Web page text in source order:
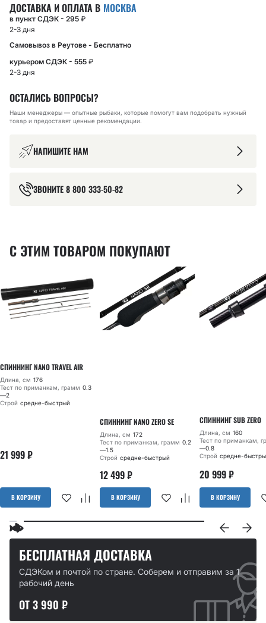
ДОСТАВКА И ОПЛАТА В МОСКВА
в пункт СДЭК - 295 ₽
2-3 дня
Самовывоз в Реутове - Бесплатно
курьером СДЭК - 555 ₽
2-3 дня
ОСТАЛИСЬ ВОПРОСЫ?
Наши менеджеры — опытные рыбаки, которые помогут вам подобрать нужный
товар и предоставят ценные рекомендации.
НАПИШИТЕ НАМ
ЗВОНИТЕ8 800 333-50-82
С ЭТИМ ТОВАРОМ ПОКУПАЮТ
СПИННИНГ NANO TRAVEL AIR
Длина, см 176
Тест по приманкам, грамм 0.3
—2
Строй средне-быстрый
21 999₽
В КОРЗИНУ
СПИННИНГ NANO ZERO SE
Длина, см 172
Тест по приманкам, грамм 0.2
—1.5
Строй средне-быстрый
12 499₽
В КОРЗИНУ
СПИННИНГ SUB ZERO
Длина, см 160
Тест по приманкам,
—0.8
Строй средне-
20 999₽
В КОРЗИНУ
БЕСПЛАТНАЯ ДОСТАВКА
СДЭКом и почтой по стране. Соберем и отправим за 1
рабочий день
ОТ 3 990 ₽